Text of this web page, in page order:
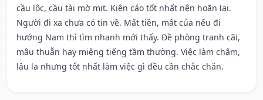
cầu lộc, cầu tài mờ mịt. Kiện cáo tốt nhất nên hoãn lại.
Người đi xa chưa có tin về. Mất tiền, mất của nếu đi
hướng Nam thì tìm nhanh mới thấy. Đề phòng tranh cãi,
mâu thuẫn hay miệng tiếng tầm thường. Việc làm chậm,
lâu la nhưng tốt nhất làm việc gì đều cần chắc chắn.